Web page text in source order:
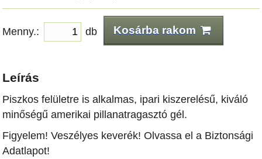
Menny.: db Kosárba rakom
Leírás
Piszkos felületre is alkalmas, ipari kiszerelésű, kiváló
minőségű amerikai pillanatragasztó gél.
Figyelem! Veszélyes keverék! Olvassa el a Biztonsági
Adatlapot!